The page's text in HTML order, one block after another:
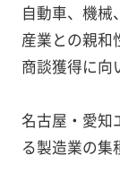
自動車、機械
産業との親和
商談獲得に向
名古屋・愛知
る製造業の集